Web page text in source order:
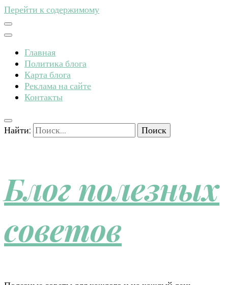
Перейти к содержимому
Главная
Политика блога
Карта блога
Реклама на сайте
Контакты
Найти:
Блог полезных
советов